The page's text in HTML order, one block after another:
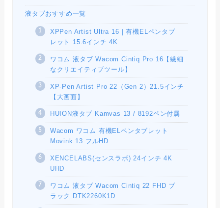
液タブおすすめ一覧
XPPen Artist Ultra 16｜有機ELペンタブ
レット 15.6インチ 4K
ワコム 液タブ Wacom Cintiq Pro 16【繊細
なクリエイティブツール】
XP-Pen Artist Pro 22（Gen 2）21.5インチ
【大画面】
HUION液タブ Kamvas 13 / 8192ペン付属
Wacom ワコム 有機ELペンタブレット
Movink 13 フルHD
XENCELABS(センスラボ) 24インチ 4K
UHD
ワコム 液タブ Wacom Cintiq 22 FHD ブ
ラック DTK2260K1D